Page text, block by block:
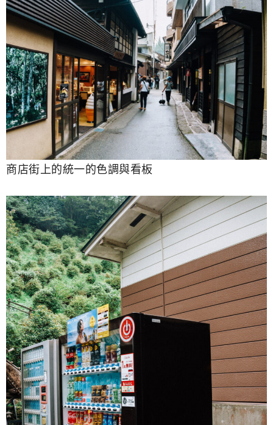
商店街上的統一的色調與看板